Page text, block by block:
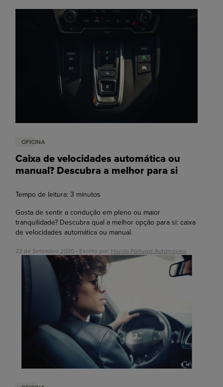
OFICINA
Caixa de velocidades automática ou
manual? Descubra a melhor para si
Tempo de leitura: 3 minutos
Gosta de sentir a condução em pleno ou maior
tranquilidade? Descubra qual a melhor opção para si: caixa
de velocidades automática ou manual.
22 de Setembro 2020 • Escrito por: Honda Portugal Automóveis